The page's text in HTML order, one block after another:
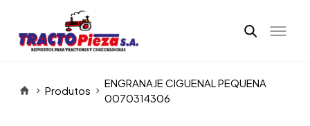
Produtos
ENGRANAJE CIGUENAL PEQUENA
0070314306